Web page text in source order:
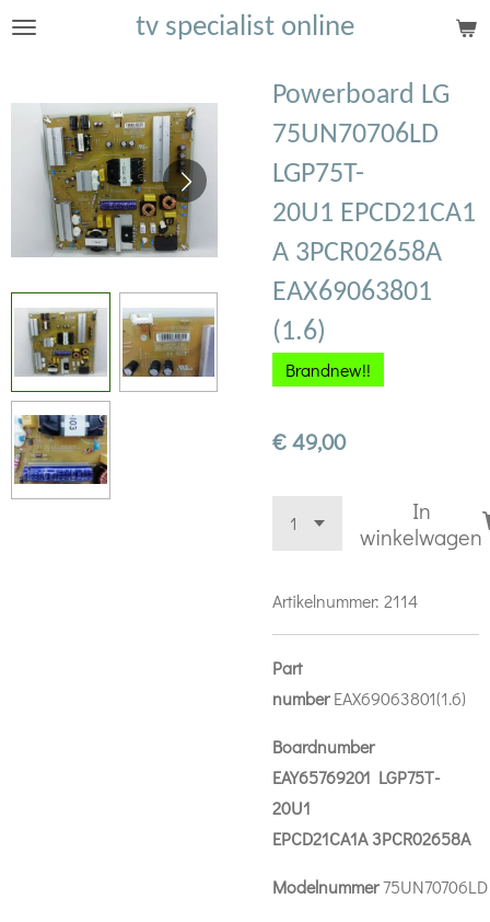
Ga
hoofdinhoud
tv specialist online
Powerboard LG
75UN70706LD
LGP75T-
20U1 EPCD21CA1
A 3PCR02658A
EAX69063801
(1.6)
Brandnew!!
€ 49,00
In
winkelwagen
Artikelnummer: 2114
Part
numberEAX69063801(1.6)
Boardnumber
EAY65769201 LGP75T-
20U1
EPCD21CA1A 3PCR02658A
Modelnummer75UN70706LD